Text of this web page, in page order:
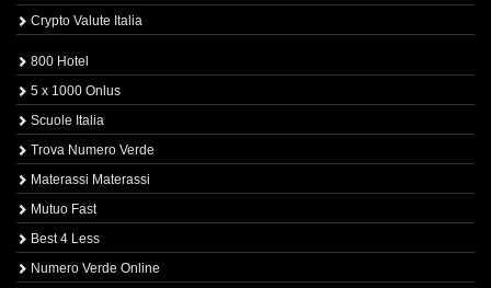
Crypto Valute Italia
800 Hotel
5 x 1000 Onlus
Scuole Italia
Trova Numero Verde
Materassi Materassi
Mutuo Fast
Best 4 Less
Numero Verde Online